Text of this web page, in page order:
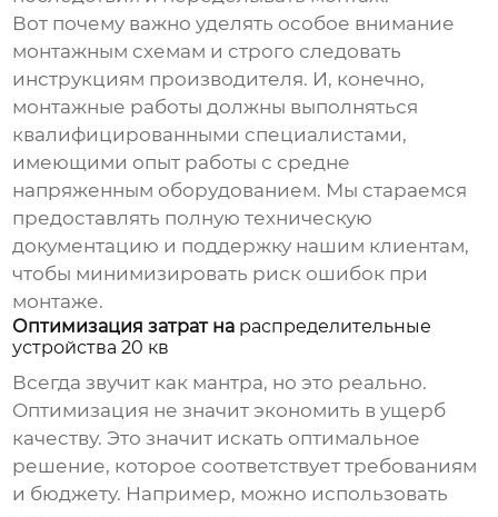
Вот почему важно уделять особое внимание
монтажным схемам и строго следовать
инструкциям производителя. И, конечно,
монтажные работы должны выполняться
квалифицированными специалистами,
имеющими опыт работы с средне
напряженным оборудованием. Мы стараемся
предоставлять полную техническую
документацию и поддержку нашим клиентам,
чтобы минимизировать риск ошибок при
монтаже.
Оптимизация затрат на распределительные
устройства 20 кв
Всегда звучит как мантра, но это реально.
Оптимизация не значит экономить в ущерб
качеству. Это значит искать оптимальное
решение, которое соответствует требованиям
и бюджету. Например, можно использовать